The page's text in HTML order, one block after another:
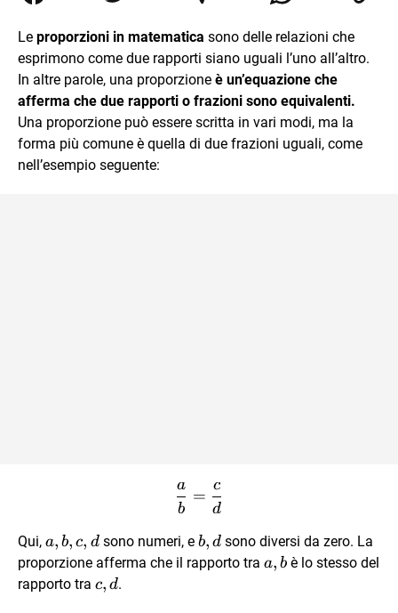
Relazioni Internazionali a Messina e in Economia
commercialisti sono stato chiamato per una supplenza
covid nella classe di insegnamento A47. Ho poi
conseguito l'abilitazione a Trieste nel sostegno e sono
entrato di ruolo nel 2023
Le proporzioni in matematica sono delle relazioni che
esprimono come due rapporti siano uguali l’uno all’altro.
In altre parole, una proporzione è un’equazione che
afferma che due rapporti o frazioni sono equivalenti.
Una proporzione può essere scritta in vari modi, ma la
forma più comune è quella di due frazioni uguali, come
nell’esempio seguente:
\frac{a}{b} =
b
a
=
d
c
Qui, a,b,c,d
a, b, c, dsono numeri, e b,d
b, dsono diversi da zero. La
proporzione afferma che il rapporto tra a,b
a, b è lo stesso del
rapporto tra c,
c, d.